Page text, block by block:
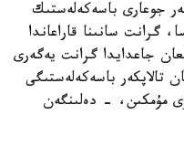
تالاپكەر جوعارى باسەكەلەستىك
گرانت سانىنا قاراعاندا
جاعدايدا گرانت يەگەرى
100 بالل جيناعان تالاپكەر باسەكەلەستىگى
مۇمكىن، - دەلىنگەن